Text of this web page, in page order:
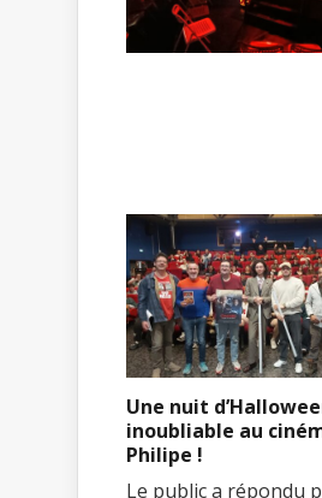
Une nuit
inoubliable au
Philipe !
Le public a répondu